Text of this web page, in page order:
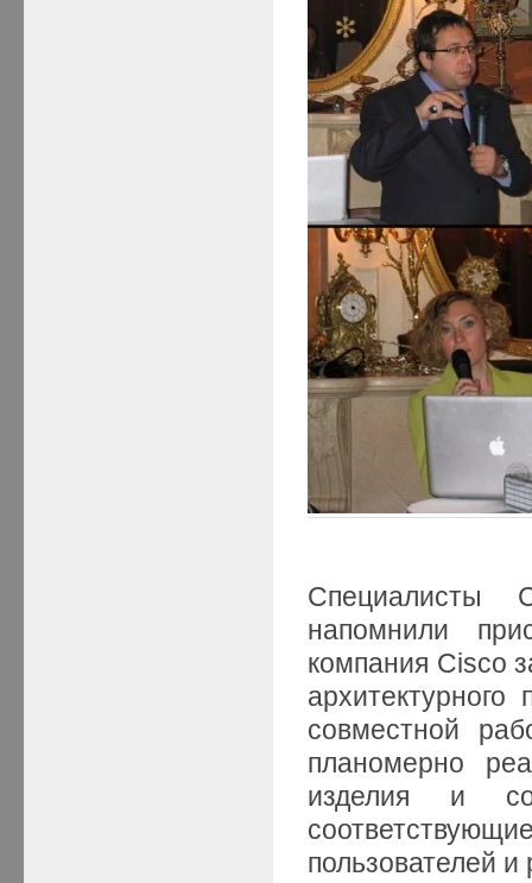
Специалисты
напомнили
компания Cisco
совместной
планомерно
изделия и
пользователей и